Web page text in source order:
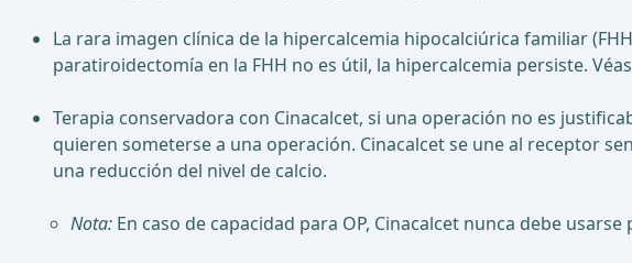
La rara imagen clínica de la hipercalcemia hipocalciúrica familiar
paratiroidectomía en la FHH no es útil, la hipercalcemia persiste.
Terapia conservadora con Cinacalcet, si una operación no es
quieren someterse a una operación. Cinacalcet se une al receptor
una reducción del nivel de calcio.
Nota: En caso de capacidad para OP, Cinacalcet nunca debe